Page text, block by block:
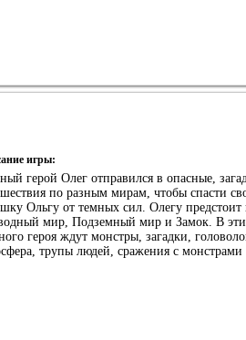
игры:
герой Олег отправился в опасные,
по разным мирам, чтобы спасти
Ольгу от темных сил. Олегу предстоит
мир, Подземный мир и Замок. В
героя ждут монстры, загадки,
трупы людей, сражения с монстрами